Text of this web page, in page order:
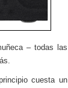
– todas las
cuesta un